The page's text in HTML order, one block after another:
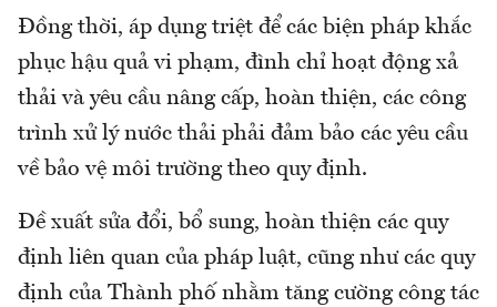
Đồng thời, áp dụng triệt để các biện pháp khắc
phục hậu quả vi phạm, đình chỉ hoạt động xả
thải và yêu cầu nâng cấp, hoàn thiện, các công
trình xử lý nước thải phải đảm bảo các yêu cầu
về bảo vệ môi trường theo quy định.
Đề xuất sửa đổi, bổ sung, hoàn thiện các quy
định liên quan của pháp luật, cũng như các quy
định của Thành phố nhằm tăng cường công tác